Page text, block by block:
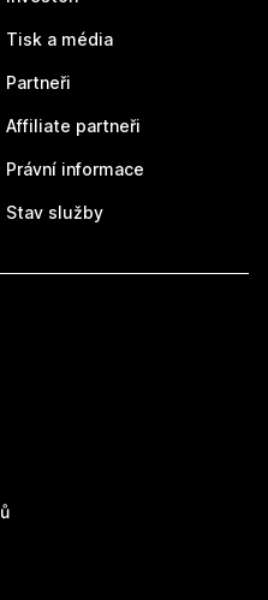
Tisk a média
Partneři
Affiliate partneři
Právní informace
Stav služby